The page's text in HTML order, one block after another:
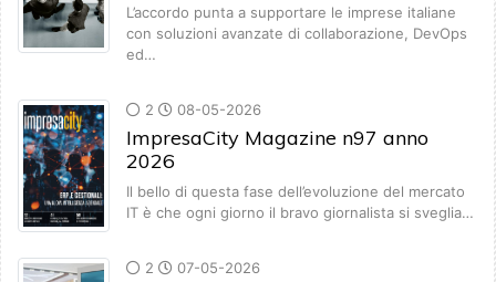
L’accordo punta a supportare le imprese italiane
con soluzioni avanzate di collaborazione, DevOps
ed…
2 08-05-2026
ImpresaCity Magazine n97 anno
2026
Il bello di questa fase dell’evoluzione del mercato
IT è che ogni giorno il bravo giornalista si sveglia…
2 07-05-2026